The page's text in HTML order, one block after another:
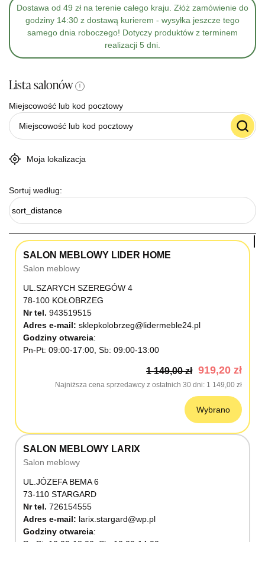
Dostawa od 49 zł na terenie całego kraju. Złóż zamówienie do
godziny 14:30 z dostawą kurierem - wysyłka jeszcze tego
samego dnia roboczego! Dotyczy produktów z terminem
realizacji 5 dni.
Lista salonów i
Miejscowość lub kod pocztowy
Moja lokalizacja
Sortuj według:
sort_distance
SALON MEBLOWY LIDER HOME
Salon meblowy
UL.SZARYCH SZEREGÓW 4
78-100 KOŁOBRZEG
Nr tel. 943519515
Adres e-mail: sklepkolobrzeg@lidermeble24.pl
Godziny otwarcia
Pn-Pt: 09:00-17:00, Sb: 09:00-13:00
1 149,00 zł 919,20 zł
Najniższa cena sprzedawcy z ostatnich 30 dni 1 149,00 zł
Wybrano
SALON MEBLOWY LARIX
Salon meblowy
UL.JÓZEFA BEMA 6
73-110 STARGARD
Nr tel. 726154555
Adres e-mail: larix.stargard@wp.pl
Godziny otwarcia
Pn-Pt: 10:00-18:00, Sb: 10:00-14:00